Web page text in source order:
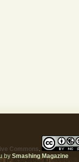
Commons.
bySmashing Magazine